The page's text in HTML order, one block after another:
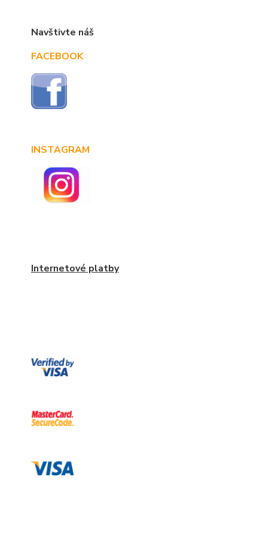
Navštivte náš
FACEBOOK
INSTAGRAM
Internetové platby